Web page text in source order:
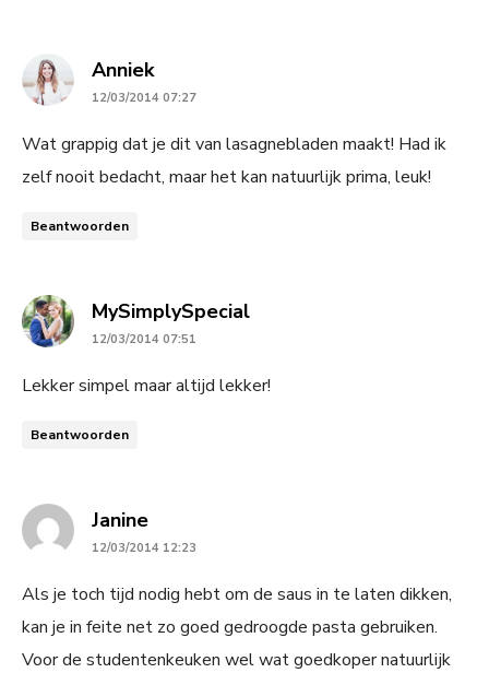
Annieksays:
12/03/2014 07:27
Wat grappig dat je dit van lasagnebladen maakt! Had ik
zelf nooit bedacht, maar het kan natuurlijk prima, leuk!
Beantwoorden
MySimplySpecialsays:
12/03/2014 07:51
Lekker simpel maar altijd lekker!
Beantwoorden
Janinesays:
12/03/2014 12:23
Als je toch tijd nodig hebt om de saus in te laten dikken,
kan je in feite net zo goed gedroogde pasta gebruiken.
Voor de studentenkeuken wel wat goedkoper natuurlijk